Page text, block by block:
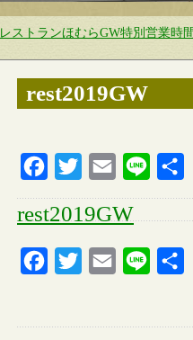
レストランほむらGW特別営業時
rest2019GW
FacebookTwitter Email Line
rest2019GW
FacebookTwitter Email Line